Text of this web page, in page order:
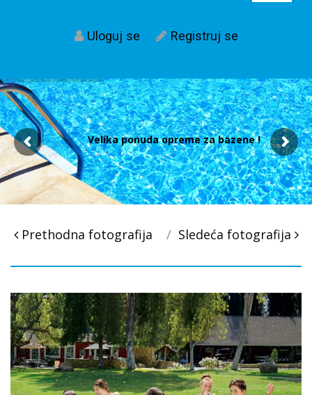
Uloguj se Registruj se
Velika ponuda opreme za bazene !
Post
Prethodna fotografija Sledeća fotografija